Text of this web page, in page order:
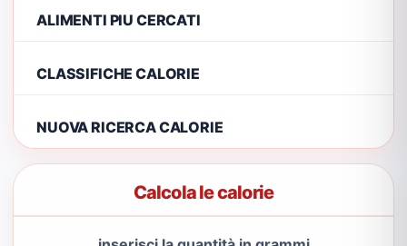
ALIMENTI PIU CERCATI
CLASSIFICHE CALORIE
NUOVA RICERCA CALORIE
Calcola le calorie